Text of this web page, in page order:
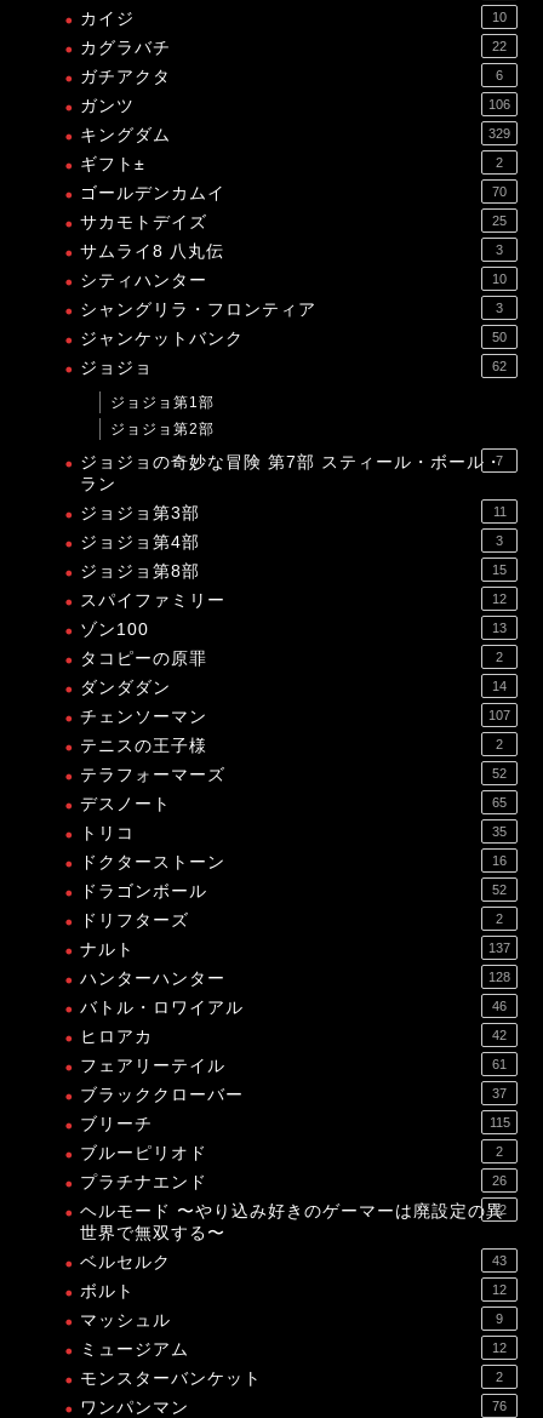
カイジ 10
カグラバチ 22
ガチアクタ 6
ガンツ 106
キングダム 329
ギフト± 2
ゴールデンカムイ 70
サカモトデイズ 25
サムライ8 八丸伝 3
シティハンター 10
シャングリラ・フロンティア 3
ジャンケットバンク 50
ジョジョ 62
ジョジョ第1部
ジョジョ第2部
ジョジョの奇妙な冒険 第7部 スティール・ボール・
ラン
7
ジョジョ第3部 11
ジョジョ第4部 3
ジョジョ第8部 15
スパイファミリー 12
ゾン100 13
タコピーの原罪 2
ダンダダン 14
チェンソーマン 107
テニスの王子様 2
テラフォーマーズ 52
デスノート 65
トリコ 35
ドクターストーン 16
ドラゴンボール 52
ドリフターズ 2
ナルト 137
ハンターハンター 128
バトル・ロワイアル 46
ヒロアカ 42
フェアリーテイル 61
ブラッククローバー 37
ブリーチ 115
ブルーピリオド 2
プラチナエンド 26
ヘルモード 〜やり込み好きのゲーマーは廃設定の異
世界で無双する〜
12
ベルセルク 43
ボルト 12
マッシュル 9
ミュージアム 12
モンスターバンケット 2
ワンパンマン 76